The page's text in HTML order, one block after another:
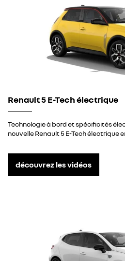
Renault 5 E-Tech électrique
Technologie à bord et spécificités
nouvelle Renault 5 E-Tech électrique
découvrez les vidéos